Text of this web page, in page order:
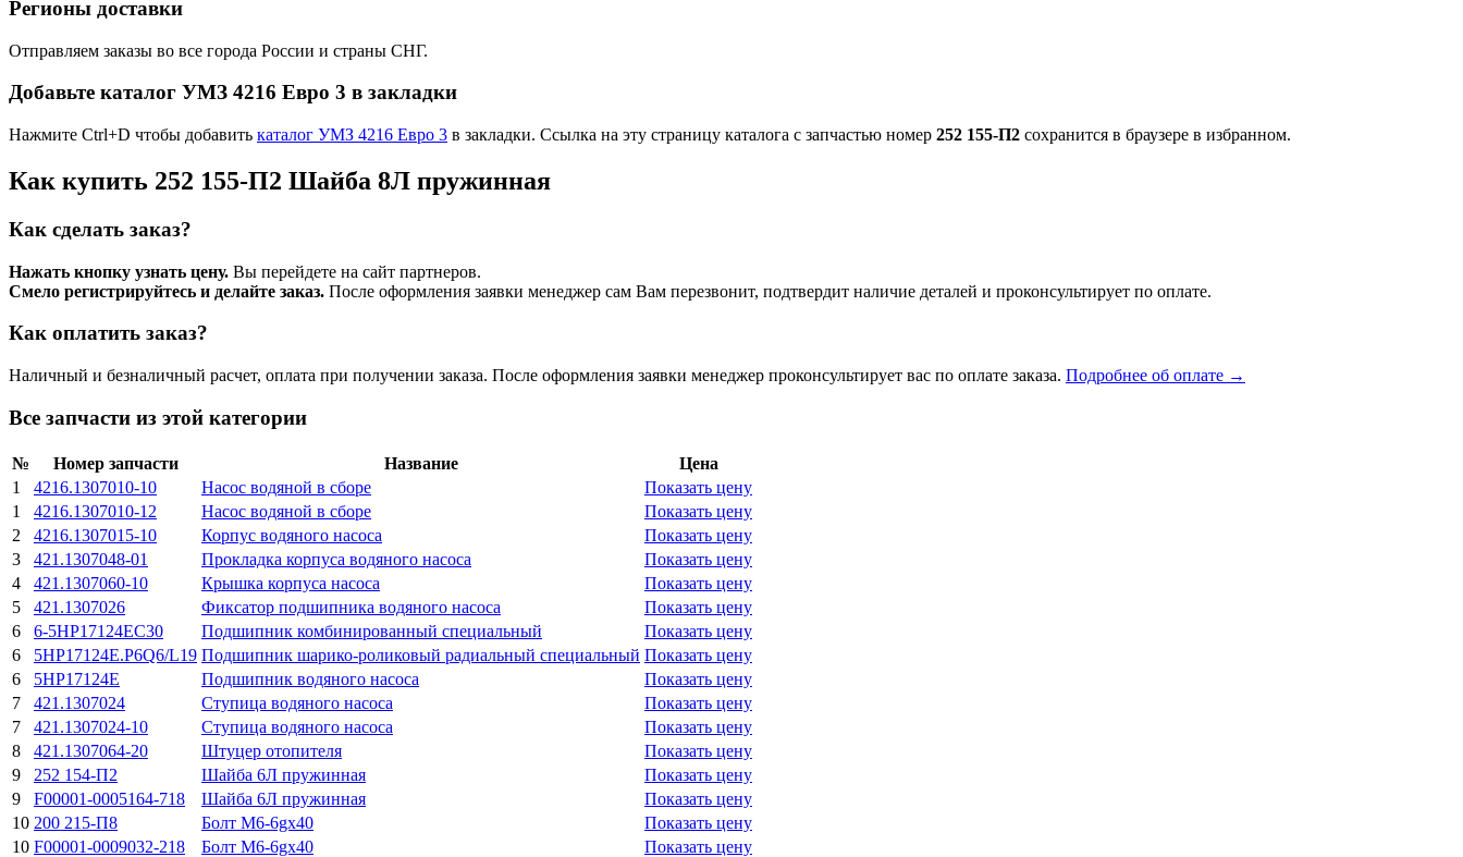
Регионы доставки
Отправляем заказы во все города России и страны СНГ.
Добавьте каталог УМЗ 4216 Евро 3 в закладки
Нажмите Ctrl+D чтобы добавить каталог УМЗ 4216 Евро 3 в закладки. Ссылка на эту страницу каталога с запчастью номер 252 155-П2 сохранится в браузере в избранном.
Как купить 252 155-П2 Шайба 8Л пружинная
Как сделать заказ?
Нажать кнопку узнать цену. Вы перейдете на сайт партнеров.
Смело регистрируйтесь и делайте заказ. После оформления заявки менеджер сам Вам перезвонит, подтвердит наличие деталей и проконсультирует по оплате.
Как оплатить заказ?
Наличный и безналичный расчет, оплата при получении заказа. После оформления заявки менеджер проконсультирует вас по оплате заказа. Подробнее об оплате →
Все запчасти из этой категории
№ Номер запчасти Название
Цена
1
4216.1307010-10 Насос водяной в сборе
Показать цену
1
4216.1307010-12 Насос водяной в сборе
Показать цену
2
4216.1307015-10 Корпус водяного насоса
Показать цену
3
421.1307048-01 Прокладка корпуса водяного насоса
Показать цену
4
421.1307060-10 Крышка корпуса насоса
Показать цену
5
421.1307026 Фиксатор подшипника водяного насоса
Показать цену
6
6-5НР17124ЕС30 Подшипник комбинированный специальный
Показать цену
6
5HP17124E.P6Q6/L19 Подшипник шарико-роликовый радиальный специальный Показать цену
6
5НР17124Е Подшипник водяного насоса
Показать цену
7
421.1307024 Ступица водяного насоса
Показать цену
7
421.1307024-10 Ступица водяного насоса
Показать цену
8
421.1307064-20 Штуцер отопителя
Показать цену
9
252 154-П2 Шайба 6Л пружинная
Показать цену
9
F00001-0005164-718 Шайба 6Л пружинная
Показать цену
10 200 215-П8 Болт M6-6gx40
Показать цену
10 F00001-0009032-218 Болт M6-6gx40
Показать цену